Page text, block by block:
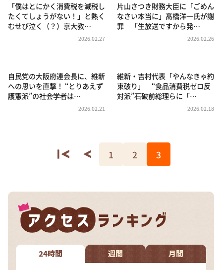
「僕はとにかく消費税を減税し
たくてしょうがない！」と熱く
むせび泣く（？）京大教…
2026.02.27
片山さつき財務大臣に「ごめん
なさい本当に」髙橋洋一氏が謝
罪 「生放送ですから発…
2026.02.26
自民党の大阪府連会長に、維新
への思いを直撃！ “とりあえず
護憲派”の社会学者は…
2026.02.21
維新・吉村代表「やんなきゃ約
束破り」 “食品消費税ゼロ反
対派”石破前総理らに「…
2026.02.18
1 2 3
24時間 週間 月間